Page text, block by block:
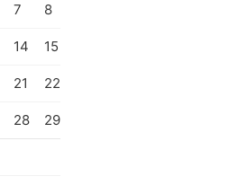
7 8
14 15
21 22
28 29